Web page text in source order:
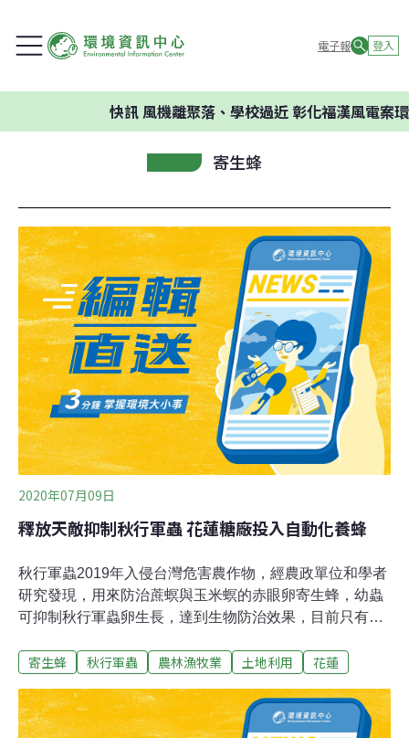
電子報 登入
快訊風機離聚落、學校過近 彰化福漢風電案環委
寄生蜂
2020年07月09日
釋放天敵抑制秋行軍蟲 花蓮糖廠投入自動化養蜂
秋行軍蟲2019年入侵台灣危害農作物，經農政單位和學者
研究發現，用來防治蔗螟與玉米螟的赤眼卵寄生蜂，幼蟲
可抑制秋行軍蟲卵生長，達到生物防治效果，目前只有花
化大學合作開發自動化機械。花蓮農改場副研究員張光華
量飼養外米綴蛾（代用寄主）做為種卵，過程耗時費力。
為改善缺工問題，農改場與文化大學合作，開發生產赤眼
寄生蜂 秋行軍蟲 農林漁牧業 土地利用 花蓮